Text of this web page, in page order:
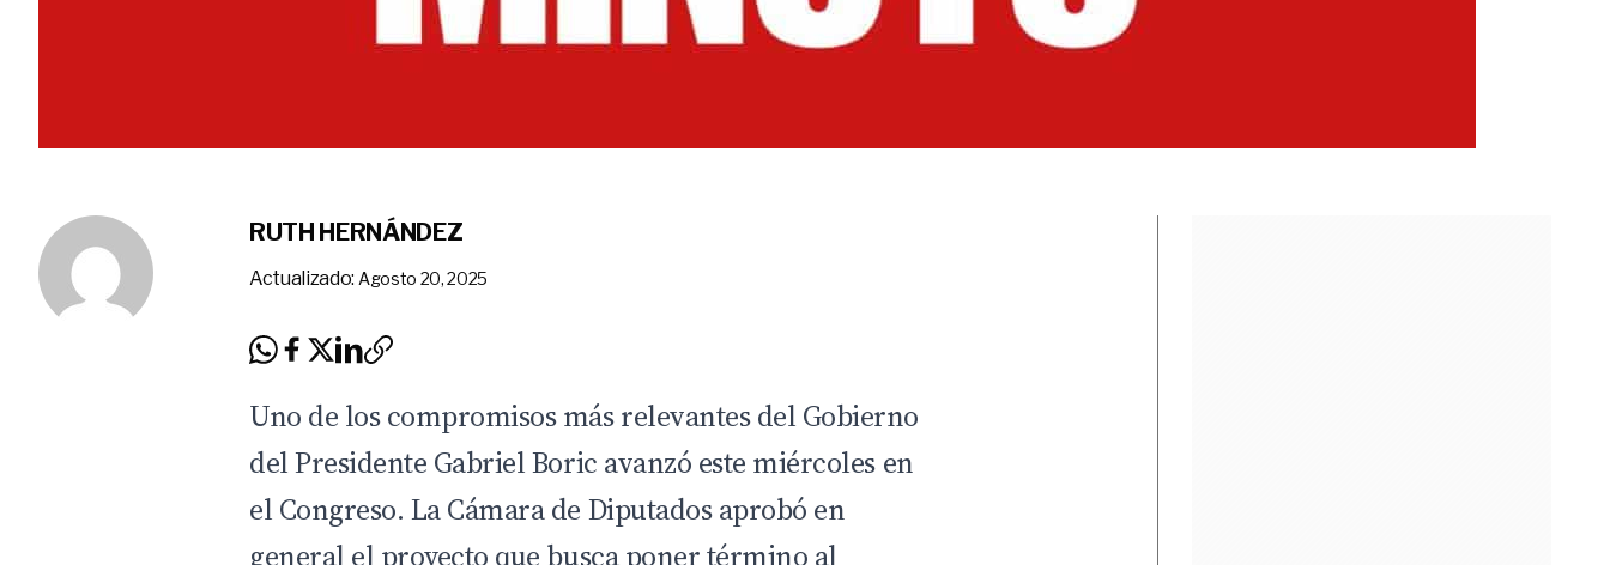
RUTH HERNÁNDEZ
Actualizado: Agosto 20, 2025
Uno de los compromisos más relevantes del Gobierno
del Presidente GabrielBoric avanzó este miércoles en
el Congreso. La Cámara de Diputados aprobó en
general el proyecto que busca poner término al